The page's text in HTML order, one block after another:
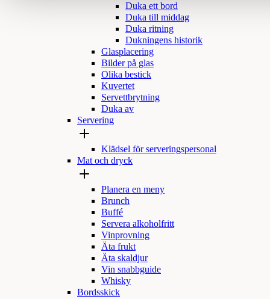
Duka ett bord
Duka till middag
Duka ritning
Dukningens historik
Glasplacering
Bilder på glas
Olika bestick
Kuvertet
Servettbrytning
Duka av
Servering
Klädsel för serveringspersonal
Mat och dryck
Planera en meny
Brunch
Buffé
Servera alkoholfritt
Vinprovning
Äta frukt
Äta skaldjur
Vin snabbguide
Whisky
Bordsskick